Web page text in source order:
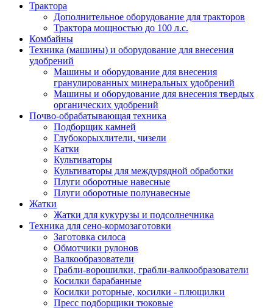
Трактора
Дополнительное оборудование для тракторов
Трактора мощностью до 100 л.с.
Комбайны
Техника (машины) и оборудование для внесения
удобрений
Машины и оборудование для внесения
гранулированных минеральных удобрений
Машины и оборудование для внесения твердых
органических удобрений
Почво-обрабатывающая техника
Подборщик камней
Глубокорыхлители, чизели
Катки
Культиваторы
Культиваторы для междурядной обработки
Плуги оборотные навесные
Плуги оборотные полунавесные
Жатки
Жатки для кукурузы и подсолнечника
Техника для сено-кормозаготовки
Заготовка силоса
Обмотчики рулонов
Валкообразователи
Грабли-ворошилки, грабли-валкообразователи
Косилки барабанные
Косилки роторные, косилки - плющилки
Пресс подборщики тюковые